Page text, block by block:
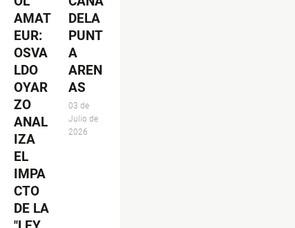
AMAT
EUR:
OSVA
LDO
OYAR
ZO
ANAL
IZA
EL
IMPA
CTO
DE LA
DELA
PUNT
A
AREN
AS
03 de
Julio de
2026